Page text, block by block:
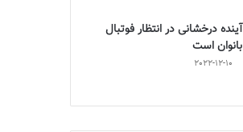
آینده درخشانی در انتظار فوتبال
بانوان است
2022-12-10